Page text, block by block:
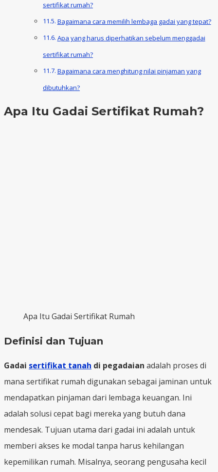
sertifikat rumah?
Bagaimana cara memilih lembaga gadai yang tepat?
Apa yang harus diperhatikan sebelum menggadai
sertifikat rumah?
Bagaimana cara menghitung nilai pinjaman yang
dibutuhkan?
Apa Itu Gadai Sertifikat Rumah?
Apa Itu Gadai Sertifikat Rumah
Definisi dan Tujuan
Gadai sertifikat tanah di pegadaian adalah proses di
mana sertifikat rumah digunakan sebagai jaminan untuk
mendapatkan pinjaman dari lembaga keuangan. Ini
adalah solusi cepat bagi mereka yang butuh dana
mendesak. Tujuan utama dari gadai ini adalah untuk
memberi akses ke modal tanpa harus kehilangan
kepemilikan rumah. Misalnya, seorang pengusaha kecil